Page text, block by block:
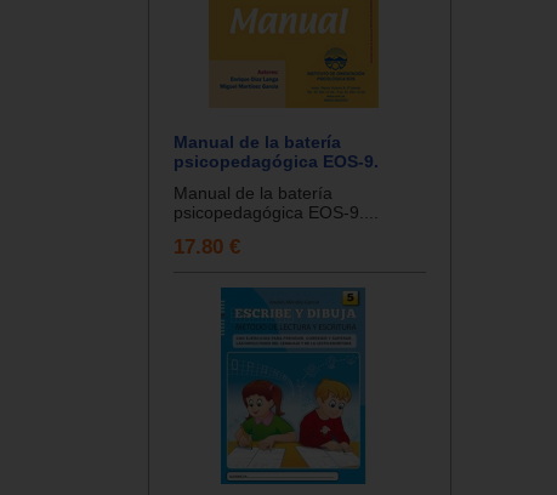
Manual de la batería
psicopedagógica EOS-9.
Manual de la batería
psicopedagógica EOS-9....
17.80 €